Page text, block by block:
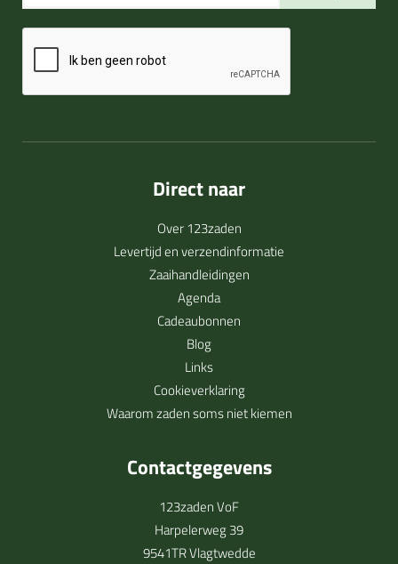
Direct naar
Over 123zaden
Levertijd en verzendinformatie
Zaaihandleidingen
Agenda
Cadeaubonnen
Blog
Links
Cookieverklaring
Waarom zaden soms niet kiemen
Contactgegevens
123zaden VoF
Harpelerweg 39
9541TR Vlagtwedde